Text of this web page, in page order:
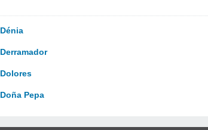
Dénia
Derramador
Dolores
Doña Pepa